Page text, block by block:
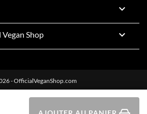

Shop 
- OfficialVeganShop.com